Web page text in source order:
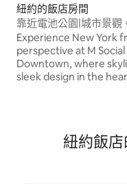
紐約的飯店房間
靠近電池公園|城市景觀
善
Experience New York
perspective at M
Downtown, where
sleek design in the
modern rooms, a
紐約飯